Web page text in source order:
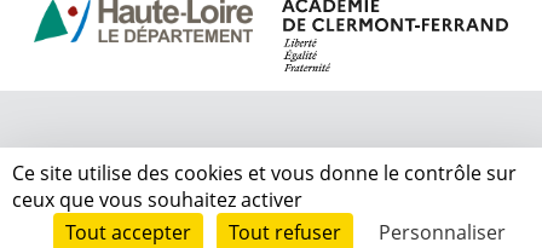
Ce site utilise des cookies et vous donne le contrôle sur
ceux que vous souhaitez activer
Tout accepter
Tout refuser Personnaliser